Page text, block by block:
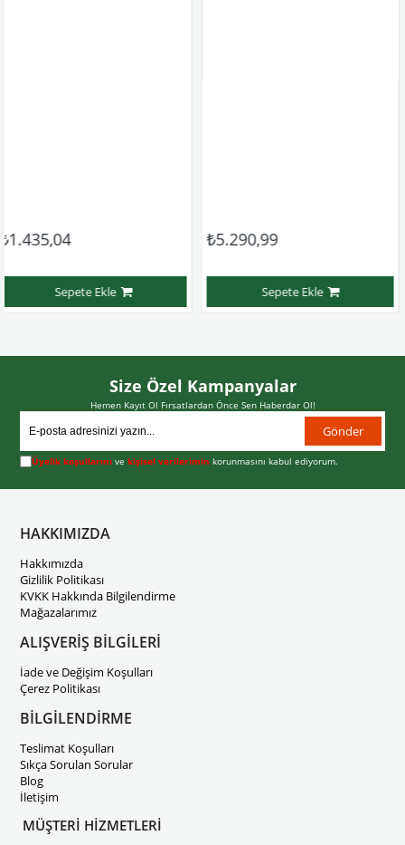
₺5.290,99
Size Özel Kampanyalar
Hemen Kayıt Ol Fırsatlardan Önce Sen Haberdar Ol!
Gönder
Üyelik koşullarını vekişisel verilerimin korunmasını kabul ediyorum.
HAKKIMIZDA
Hakkımızda
Gizlilik Politikası
KVKK Hakkında Bilgilendirme
Mağazalarımız
ALIŞVERİŞ BİLGİLERİ
İade ve Değişim Koşulları
Çerez Politikası
BİLGİLENDİRME
Teslimat Koşulları
Sıkça Sorulan Sorular
Blog
İletişim
MÜŞTERİ HİZMETLERİ